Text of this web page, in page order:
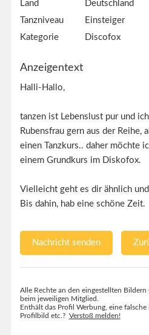
Land
Deutschland
Tanzniveau
Einsteiger
Kategorie
Discofox
Anzeigentext
Halli-Hallo,
tanzen ist Lebenslust pur und
Rubensfrau gern aus der Reihe,
einen Tanzkurs.. daher möchte
einem Grundkurs im Diskofox.
Vielleicht geht es dir ähnlich
Bis dahin, hab eine schöne Zeit.
Nachricht senden
Alle Rechte an den eingestellten Bildern
beim jeweiligen Mitglied.
Enthält das Profil Werbung, eine
Profilbild etc.? Verstoß melden!